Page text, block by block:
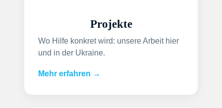
Projekte
Wo Hilfe konkret wird: unsere Arbeit hier
und in der Ukraine.
Mehr erfahren →